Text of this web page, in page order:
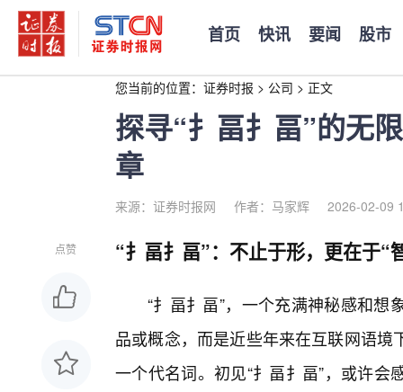
首页 快讯 要闻 股市
您当前的位置： 证券时报 > 公司 > 正文
探寻“扌畐扌畐”的无
章
来源：证券时报网 作者：马家辉 2026-02-09
点赞 “扌畐扌畐”：不止于形，更在于“
“扌畐扌畐”，一个充满神秘感和
品或概念，而是近些年来在互联网语
一个代名词。初见“扌畐扌畐”，或许